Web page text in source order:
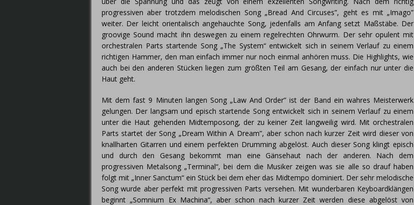
progressiven aber trotzdem melodischen Song „Bread And Circuses”, geht es mit „Imago”
weiter. Der leicht orientalisch angehauchte Song, jedenfalls am Anfang setzt Maßstäbe. Der
groovige Sound macht ihn deswegen zu einem regelrechten Ohrwurm. Der sehr opulent mit
orchestralen Parts startende Song „The System“ entwickelt sich in seinem Verlauf zu einem
richtigen Hammer, den man einfach immer nur noch einmal anhören muss. Die Highlights, wie
auch bei den anderen Stücken liegen zum größten Teil am Gesang, der einfach nur unter die
Haut geht.
Mit dem fast 9 Minuten langen Song „Law And Order” ist der Band ein wahres Meisterwerk
gelungen. Der langsam und episch startende Song entwickelt sich in seinem Verlauf zu einem
unter die Haut gehenden Midtemposong, der zu keiner Zeit langweilig wird. Mit orchestralen
Parts startet der Song „Dream Within A Dream”, aber schon nach kurzer Zeit wird dieser von
knallharten Gitarren und einem perfekten Drumming abgelöst. Auch dieser Song klingt episch
und durch den Gesang bekommt man eine Gänsehaut nach der anderen. Nach dem
progressiven Metalsong „Terminal“, bei dem die Musiker zeigen was sie alle so drauf haben
folgt mit „Inner Sanctum“ ein Stück bei dem eher das Midtempo dominiert. Der sehr melodische
Song wurde aber perfekt mit progressiven Parts versehen. Mit wunderbaren Keyboardklängen
beginnt „Somnium Ex Machina“, aber schon nach kurzer Zeit werden diese abgelöst von